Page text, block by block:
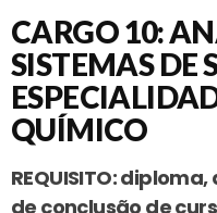
CARGO 10:
SISTEMAS DE
QUÍMICO
REQUISITO:
de conclusão de